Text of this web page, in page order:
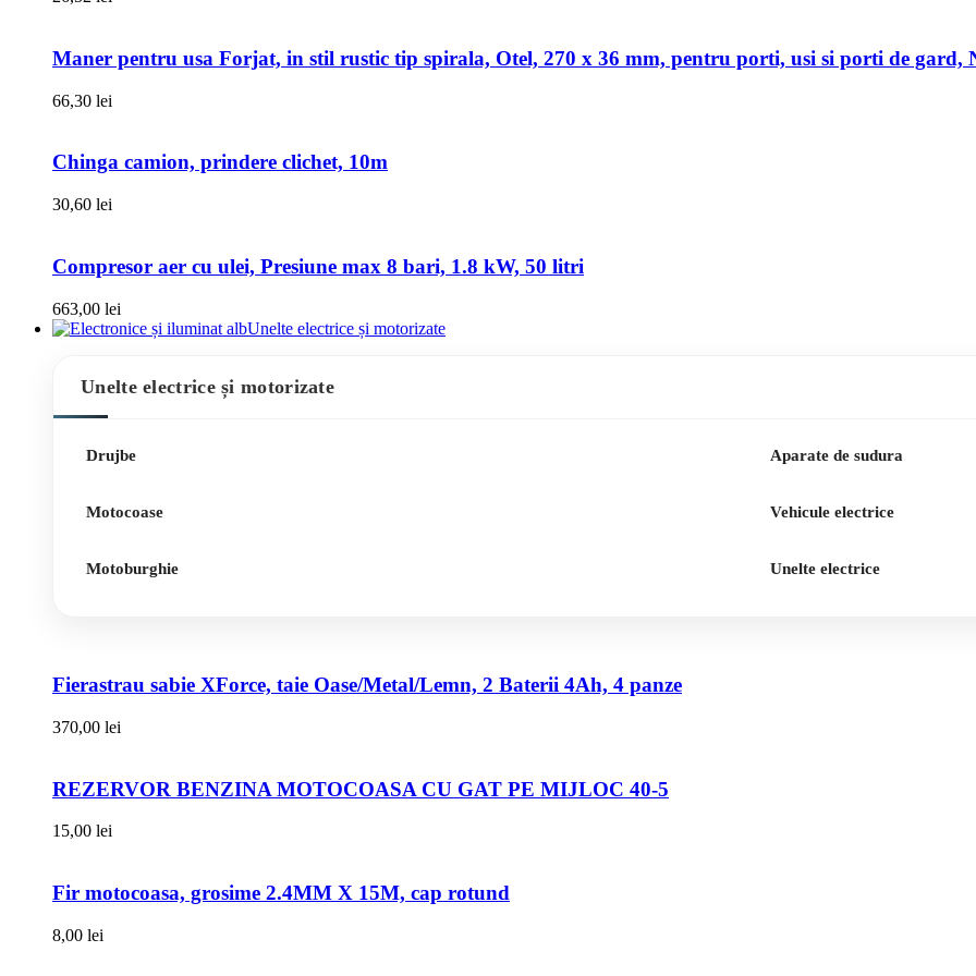
Maner pentru usa Forjat, in stil rustic tip spirala, Otel, 270 x 36 mm, pentru porti, usi si porti de gard,
66,30 lei
Chinga camion, prindere clichet, 10m
30,60 lei
Compresor aer cu ulei, Presiune max 8 bari, 1.8 kW, 50 litri
663,00 lei
Unelte electrice și motorizate
Unelte electrice și motorizate
Drujbe
Motocoase
Motoburghie
Aparate de sudura
Vehicule electrice
Unelte electrice
Fierastrau sabie XForce, taie Oase/Metal/Lemn, 2 Baterii 4Ah, 4 panze
370,00 lei
REZERVOR BENZINA MOTOCOASA CU GAT PE MIJLOC 40-5
15,00 lei
Fir motocoasa, grosime 2.4MM X 15M, cap rotund
8,00 lei